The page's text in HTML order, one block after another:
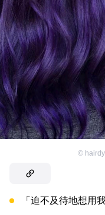
©
「迫不及待地想用